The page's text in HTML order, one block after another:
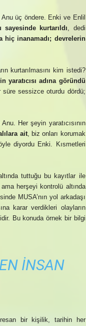
Anu üç öndere. Enki ve Enlil
kurtarıldı, dedi
hiç inanamadı; devrelerin
kurtarılmasını kim istedi?
yaratıcısı adına göründü
süre sessizce oturdu dördü;
Her şeyin yaratıcısının
ait, biz onları korumak
diyordu Enki. Kısmetleri
tuttuğu bu kayıtlar ile
ama herşeyi kontrolü altında
MUSA’nın yol arkadaşı
karar verdikleri olayların
Bu konuda örnek bir bilgi
İNSAN
bir kişilik, tarihin her